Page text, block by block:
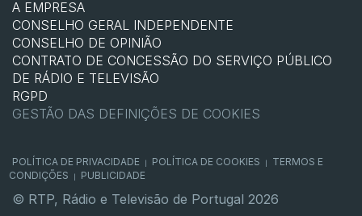
A EMPRESA
CONSELHO GERAL INDEPENDENTE
CONSELHO DE OPINIÃO
CONTRATO DE CONCESSÃO DO SERVIÇO PÚBLICO
DE RÁDIO E TELEVISÃO
RGPD
GESTÃO DAS DEFINIÇÕES DE COOKIES
POLÍTICA DE PRIVACIDADE | POLÍTICA DE COOKIES |
TERMOS E
CONDIÇÕES
| PUBLICIDADE
© RTP, Rádio e Televisão de Portugal 2026